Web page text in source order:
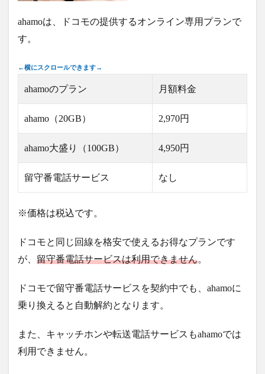
ahamoは、ドコモの提供するオンライン専用プランで
す。
ahamoのプラン 月額料金
ahamo（20GB） 2,970円
ahamo大盛り（100GB） 4,950円
留守番電話サービス なし
※価格は税込です。
ドコモと同じ回線を格安で使えるお得なプランです
が、 留守番電話サービスは利用できません。
ドコモで留守番電話サービスを契約中でも、ahamoに
乗り換えると自動解約となります。
また、キャッチホンや転送電話サービスもahamoでは
利用できません。